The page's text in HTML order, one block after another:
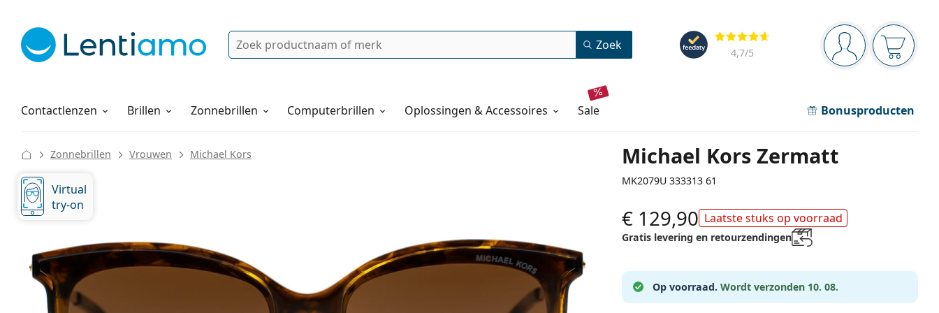
Navigatie
Je bent ingelogd
Jouw
Beoordelingen
4,7/5
Zoek Zoek
Contactlenzen
Lenzenvloeistoffen Brillen Zonnebrillen Computerbrillen Oplossingen & Accessoires sale Bonusproducten
Hoe bestellen
Michael Kors Zermatt
MK2079U 333313 61
Zonnebrillen Vrouwen Michael Kors
Virtual
try-on
€ 129,90 Laatste stuks op voorraad
Gratis levering en retourzendingen
Op voorraad. Wordt verzonden 10. 08.